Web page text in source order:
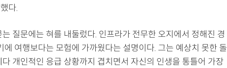
다.
질문에는 혀를 내둘렀다. 인프라가 전무한 오지에서 정해진 경
에 여행보다는 모험에 가까웠다는 설명이다. 그는 예상치 못한 돌
개인적인 응급 상황까지 겹치면서 자신의 인생을 통틀어 가장